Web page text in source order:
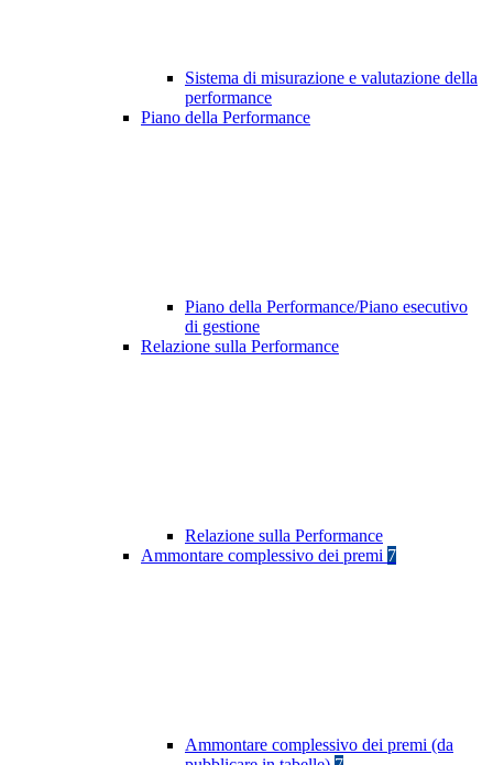
Sistema di misurazione e valutazione della
performance
Piano della Performance
Piano della Performance/Piano esecutivo
di gestione
Relazione sulla Performance
Relazione sulla Performance
Ammontare complessivo dei premi 7
Ammontare complessivo dei premi (da